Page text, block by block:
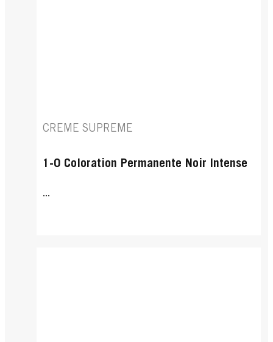
CREME SUPREME
1-0 Coloration Permanente Noir Intense
...